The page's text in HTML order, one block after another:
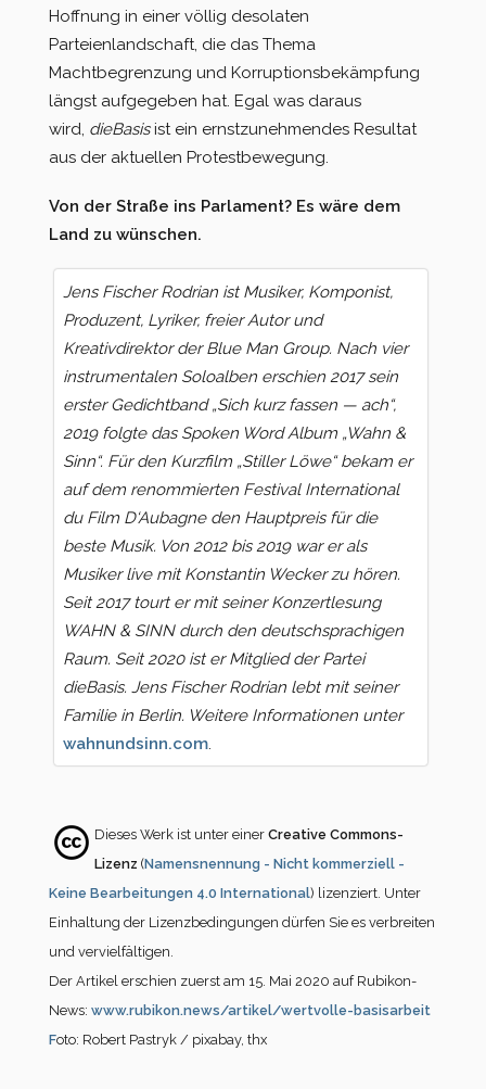
Hoffnung in einer völlig desolaten
Parteienlandschaft, die das Thema
Machtbegrenzung und Korruptionsbekämpfung
längst aufgegeben hat. Egal was daraus
wird, dieBasisist ein ernstzunehmendes Resultat
aus der aktuellen Protestbewegung.
Von der Straße ins Parlament? Es wäre dem
Land zu wünschen.
Jens Fischer Rodrian ist Musiker, Komponist,
Produzent, Lyriker, freier Autor und
Kreativdirektor der Blue Man Group. Nach vier
instrumentalen Soloalben erschien 2017 sein
erster Gedichtband „Sich kurz fassen — ach“,
2019 folgte das Spoken Word Album „Wahn &
Sinn“. Für den Kurzfilm „Stiller Löwe“ bekam er
auf dem renommierten Festival International
du Film D‘Aubagne den Hauptpreis für die
beste Musik. Von 2012 bis 2019 war er als
Musiker live mit Konstantin Wecker zu hören.
Seit 2017 tourt er mit seiner Konzertlesung
WAHN & SINN durch den deutschsprachigen
Raum. Seit 2020 ist er Mitglied der Partei
dieBasis. Jens Fischer Rodrian lebt mit seiner
Familie in Berlin. Weitere Informationen unter
wahnundsinn.com.
Dieses Werk ist unter einer Creative Commons-
Lizenz (Namensnennung - Nicht kommerziell -
Keine Bearbeitungen 4.0 International) lizenziert. Unter
Einhaltung der Lizenzbedingungen dürfen Sie es verbreiten
und vervielfältigen.
Der Artikel erschien zuerst am 15. Mai 2020 auf Rubikon-
News: www.rubikon.news/artikel/wertvolle-basisarbeit
Foto: Robert Pastryk / pixabay, thx